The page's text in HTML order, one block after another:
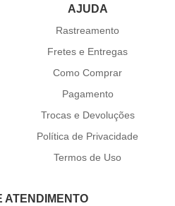
AJUDA
Rastreamento
Fretes e Entregas
Como Comprar
Pagamento
Trocas e Devoluções
Política de Privacidade
Termos de Uso
ATENDIMENTO